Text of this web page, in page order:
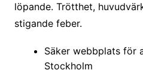
löpande. Trötthet,
stigande feber.
Säker webbplats för
Stockholm